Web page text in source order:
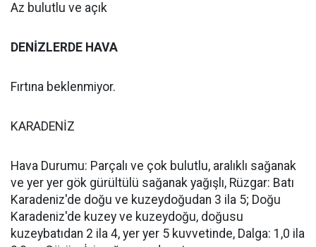
Az bulutlu ve açık
DENİZLERDE HAVA
Fırtına beklenmiyor.
KARADENİZ
Hava Durumu: Parçalı ve çok bulutlu, aralıklı sağanak
ve yer yer gök gürültülü sağanak yağışlı, Rüzgar: Batı
Karadeniz'de doğu ve kuzeydoğudan 3 ila 5; Doğu
Karadeniz'de kuzey ve kuzeydoğu, doğusu
kuzeybatıdan 2 ila 4, yer yer 5 kuvvetinde, Dalga: 1,0 ila